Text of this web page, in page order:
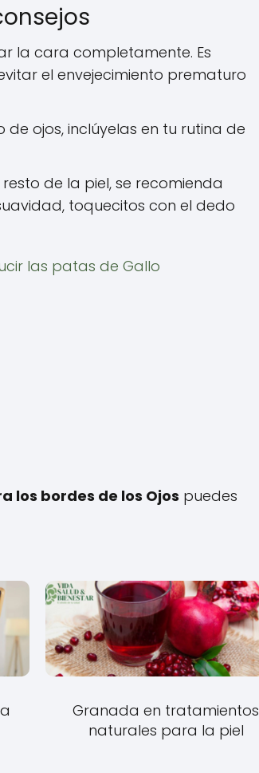
la cara completamente. Es
el envejecimiento prematuro
ojos, inclúyelas en tu rutina de
de la piel, se recomienda
toquecitos con el dedo
las patas de Gallo
los bordes de los Ojos puedes
Granada en tratamientos
naturales para la piel